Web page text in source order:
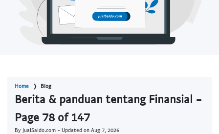
Home Blog
Berita & panduan tentang Finansial -
Page 78 of 147
By JualSaldo.com - Updated on Aug 7, 2026